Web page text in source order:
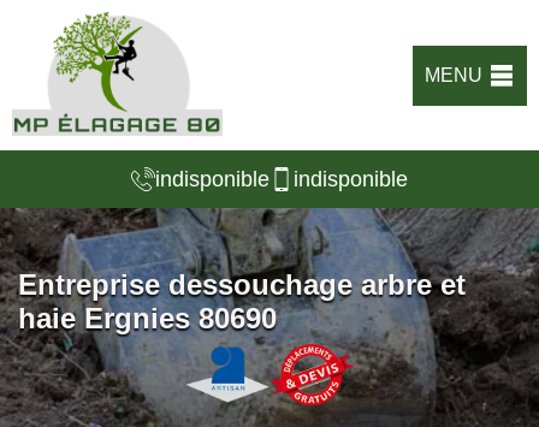
MENU
indisponible indisponible
Entreprise dessouchage arbre et
haie Ergnies 80690